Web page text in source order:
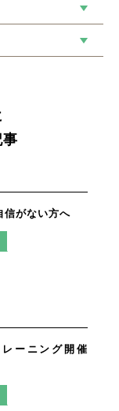
信がない方へ
ーニング開催